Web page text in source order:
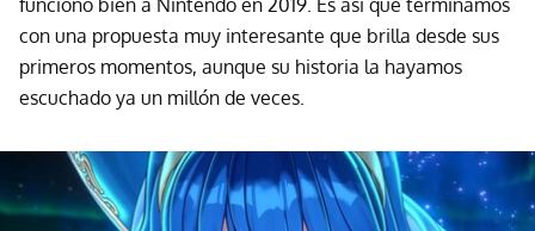
con una propuesta muy interesante que brilla desde sus
primeros momentos, aunque su historia la hayamos
escuchado ya un millón de veces.